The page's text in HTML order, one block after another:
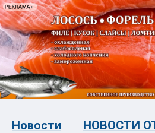
Новости
НОВОСТИ